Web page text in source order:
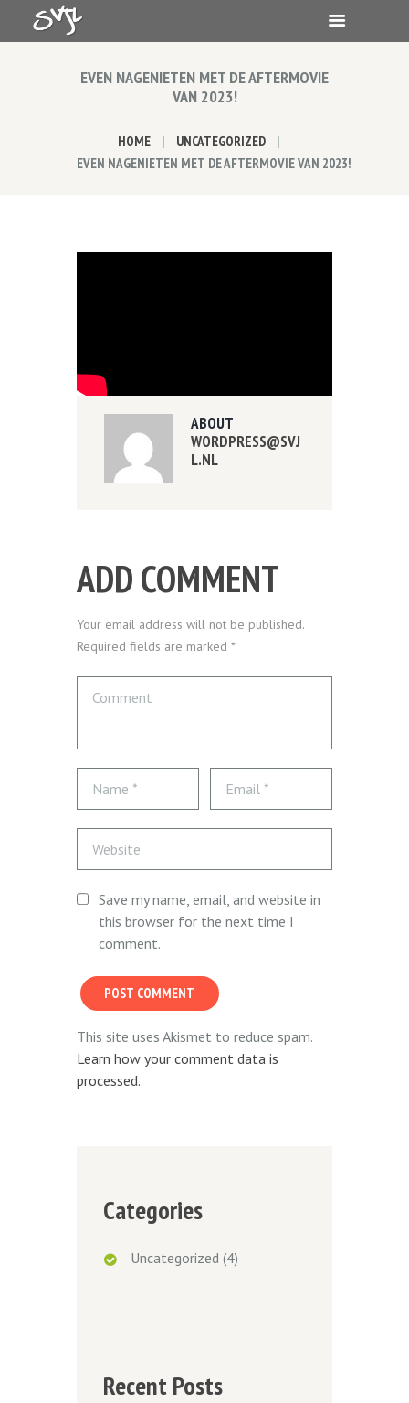
EVEN NAGENIETEN MET DE AFTERMOVIE
VAN 2023!
HOME
UNCATEGORIZED
EVEN NAGENIETEN MET DE AFTERMOVIE VAN 2023!
ABOUT
WORDPRESS@SVJ
L.NL
ADD COMMENT
Your email address will not be published.
Required fields are marked *
Save my name, email, and website in
this browser for the next time I
comment.
This site uses Akismet to reduce spam.
Learn how your comment data is
processed.
Categories
Uncategorized (4)
Recent Posts